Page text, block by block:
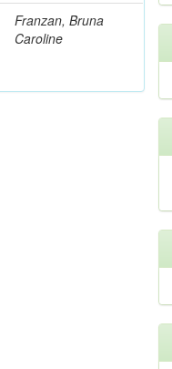
Franzan, Bruna
Caroline